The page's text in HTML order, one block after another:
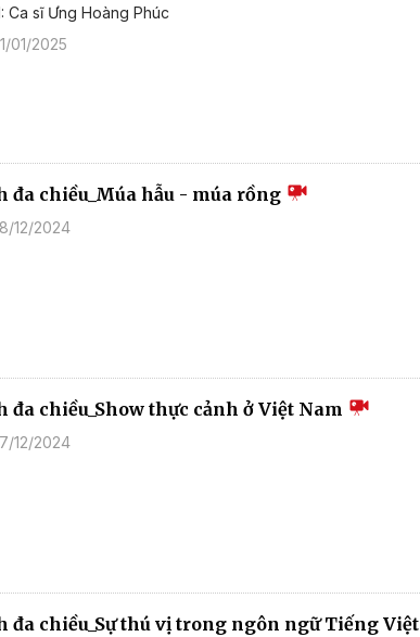
Ca sĩ Ưng Hoàng Phúc
01/2025
đa chiều_Múa hẫu - múa rồng
12/2024
đa chiều_Show thực cảnh ở Việt Nam
12/2024
đa chiều_Sự thú vị trong ngôn ngữ Tiếng Việt